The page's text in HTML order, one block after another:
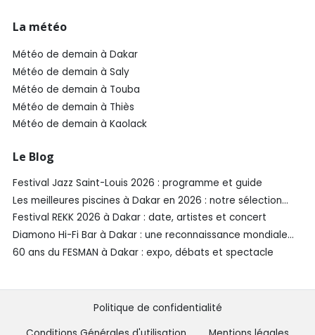
La météo
Météo de demain à Dakar
Météo de demain à Saly
Météo de demain à Touba
Météo de demain à Thiès
Météo de demain à Kaolack
Le Blog
Festival Jazz Saint-Louis 2026 : programme et guide
Les meilleures piscines à Dakar en 2026 : notre sélection
SénéGuide
Festival REKK 2026 à Dakar : date, artistes et concert
Diamono Hi-Fi Bar à Dakar : une reconnaissance mondiale
aux Spirited Awards®️ 2026
60 ans du FESMAN à Dakar : expo, débats et spectacle
Politique de confidentialité